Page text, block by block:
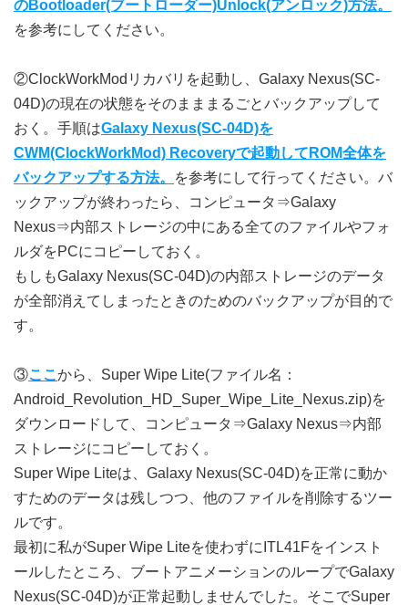
のBootloader(ブートローダー)Unlock(アンロック)方法。
を参考にしてください。
②ClockWorkModリカバリを起動し、Galaxy Nexus(SC-
04D)の現在の状態をそのまままるごとバックアップして
おく。手順はGalaxy Nexus(SC-04D)を
CWM(ClockWorkMod) Recoveryで起動してROM全体を
バックアップする方法。
を参考にして行ってください。バ
ックアップが終わったら、コンピュータ⇒Galaxy
Nexus⇒内部ストレージの中にある全てのファイルやフォ
ルダをPCにコピーしておく。
もしもGalaxy Nexus(SC-04D)の内部ストレージのデータ
が全部消えてしまったときのためのバックアップが目的で
す。
③ここ から、Super Wipe Lite(ファイル名：
Android_Revolution_HD_Super_Wipe_Lite_Nexus.zip)を
ダウンロードして、コンピュータ⇒Galaxy Nexus⇒内部
ストレージにコピーしておく。
Super Wipe Liteは、Galaxy Nexus(SC-04D)を正常に動か
すためのデータは残しつつ、他のファイルを削除するツー
ルです。
最初に私がSuper Wipe Liteを使わずにITL41Fをインスト
ールしたところ、ブートアニメーションのループでGalaxy
Nexus(SC-04D)が正常起動しませんでした。そこでSuper